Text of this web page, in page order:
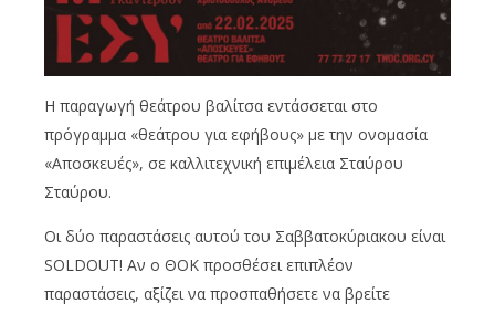
Η παραγωγή θεάτρου βαλίτσα εντάσσεται στο
πρόγραμμα «θεάτρου για εφήβους» με την ονομασία
«Αποσκευές», σε καλλιτεχνική επιμέλεια Σταύρου
Σταύρου.
Οι δύο παραστάσεις αυτού του Σαββατοκύριακου είναι
SOLDOUT! Αν ο ΘΟΚ προσθέσει επιπλέον
παραστάσεις, αξίζει να προσπαθήσετε να βρείτε